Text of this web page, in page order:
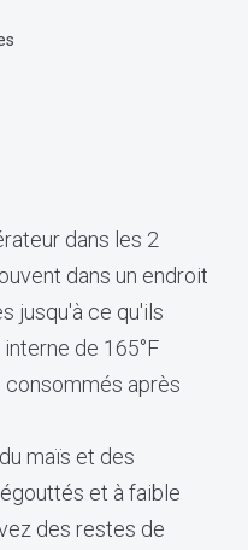
dans les 2
dans un endroit
jusqu'à ce qu'ils
de 165°F
consommés après
maïs et des
et à faible
des restes de